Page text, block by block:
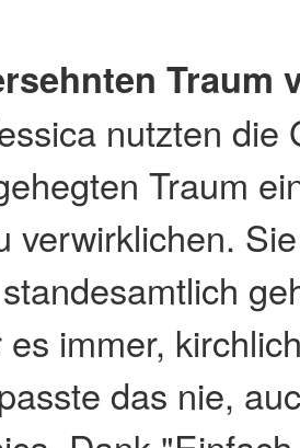
Traum
nutzten die
Traum
verwirklichen.
es immer,
das nie,